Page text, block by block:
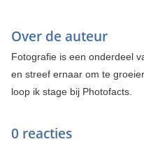
Over de auteur
Fotografie is een onderdeel
en streef ernaar om te
loop ik stage bij Photofacts.
0 reacties